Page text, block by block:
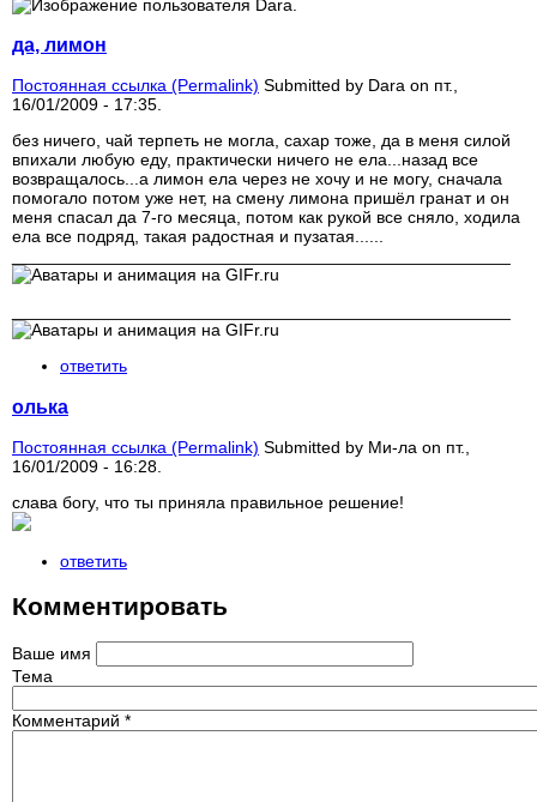
да, лимон
Постоянная ссылка (Permalink) Submitted by Dara on пт.,
16/01/2009 - 17:35.
без ничего, чай терпеть не могла, сахар тоже, да в меня силой
впихали любую еду, практически ничего не ела...назад все
возвращалось...а лимон ела через не хочу и не могу, сначала
помогало потом уже нет, на смену лимона пришёл гранат и он
меня спасал да 7-го месяца, потом как рукой все сняло, ходила
ела все подряд, такая радостная и пузатая......
ответить
олька
Постоянная ссылка (Permalink) Submitted by Ми-ла on пт.,
16/01/2009 - 16:28.
слава богу, что ты приняла правильное решение!
ответить
Комментировать
Ваше имя
Тема
Комментарий *